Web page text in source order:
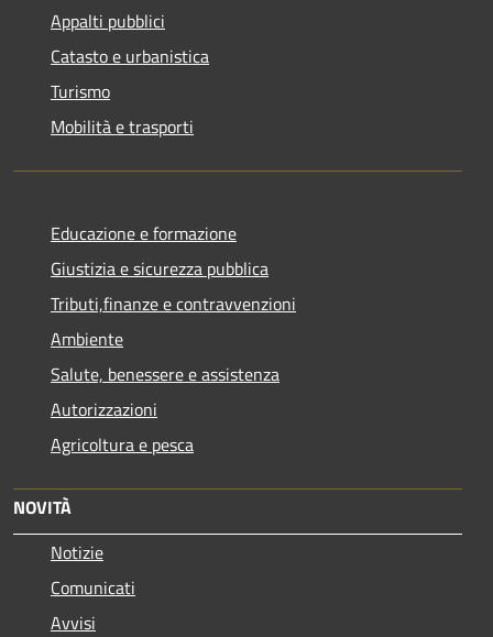
Appalti pubblici
Catasto e urbanistica
Turismo
Mobilità e trasporti
Educazione e formazione
Giustizia e sicurezza pubblica
Tributi,finanze e contravvenzioni
Ambiente
Salute, benessere e assistenza
Autorizzazioni
Agricoltura e pesca
NOVITÀ
Notizie
Comunicati
Avvisi